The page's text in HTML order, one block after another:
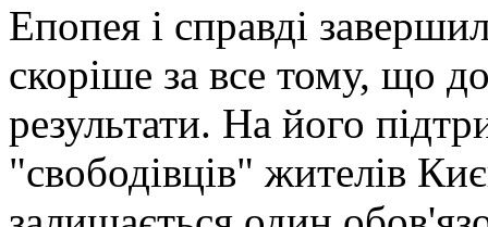
Епопея і справді
скоріше за все тому, що
результати. На його
"свободівців" жителів